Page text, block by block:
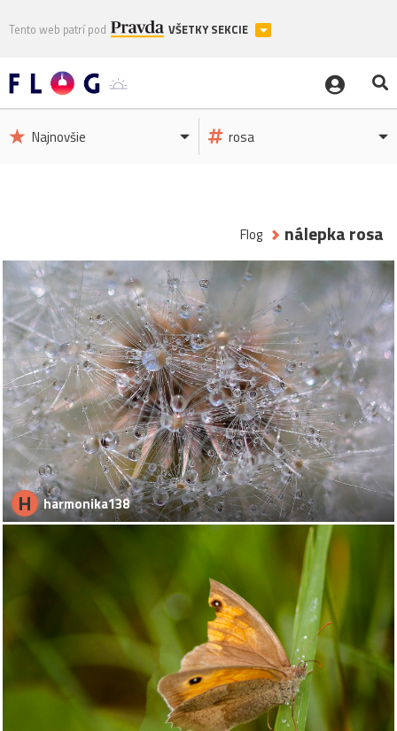
Tento web patrí pod VŠETKY SEKCIE
Najnovšie rosa
Flog nálepka rosa
H harmonika138